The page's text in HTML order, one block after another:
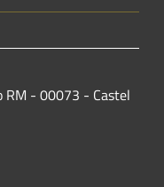
RM - 00073 - Castel